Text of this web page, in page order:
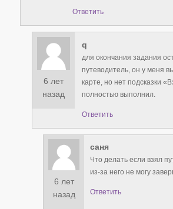
Ответить
6 лет
назад
q
для окончания задания
путеводитель, он у меня
карте, но нет подсказки
полностью выполнил.
Ответить
6 лет
назад
саня
Что делать если взял
из-за него не могу
Ответить